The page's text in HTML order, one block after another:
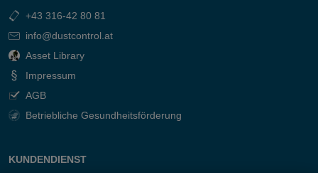
+43 316-42 80 81
info@dustcontrol.at
Asset Library
Impressum
AGB
Betriebliche Gesundheitsförderung
KUNDENDIENST